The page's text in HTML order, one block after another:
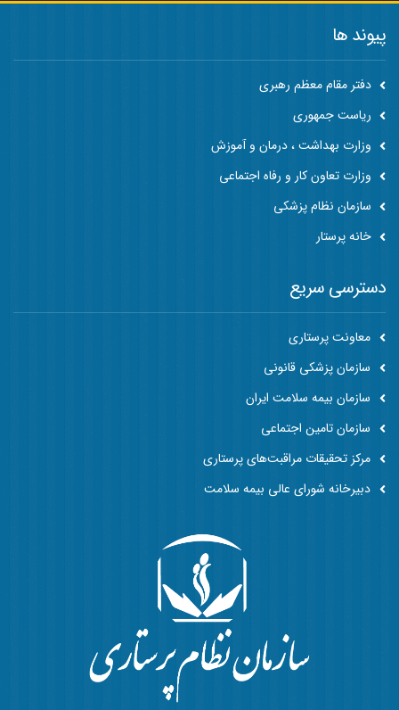
پیوند ها
دفتر مقام معظم رهبری
ریاست جمهوری
وزارت بهداشت ، درمان و آموزش
وزارت تعاون کار و رفاه اجتماعی
سازمان نظام پزشکی
خانه پرستار
دسترسی سریع
معاونت پرستاری
سازمان پزشکی قانونی
سازمان بیمه سلامت ایران
سازمان تامین اجتماعی
مرکز تحقیقات مراقبت‌های پرستاری
دبیرخانه شورای عالی بیمه سلامت